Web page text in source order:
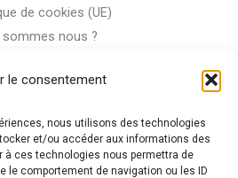
le consentement
nous utilisons des technologies
et/ou accéder aux informations des
à ces technologies nous permettra de
le comportement de navigation ou les ID
de cookies (UE)
sommes nous ?
passion, venez visiter notre shop